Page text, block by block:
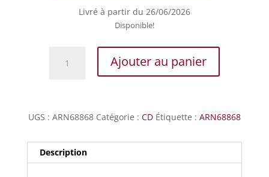
Livré à partir du 26/06/2026
Disponible!
Ajouter au panier
UGS : ARN68868 Catégorie : CD Étiquette : ARN68868
Description